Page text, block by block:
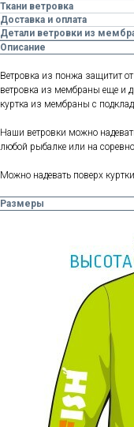
Ткани ветровка
Доставка и оплата
Детали ветровки из
Описание
Ветровка из понжа защитит
ветровка из мембраны еще и
куртка из мембраны с
Наши ветровки можно
любой рыбалке или на
Можно надевать поверх
Размеры